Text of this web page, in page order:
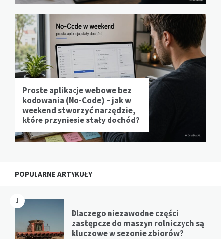
Proste aplikacje webowe bez
kodowania (No-Code) – jak w
weekend stworzyć narzędzie,
które przyniesie stały dochód?
POPULARNE ARTYKUŁY
1
Dlaczego niezawodne części
zastępcze do maszyn rolniczych są
kluczowe w sezonie zbiorów?